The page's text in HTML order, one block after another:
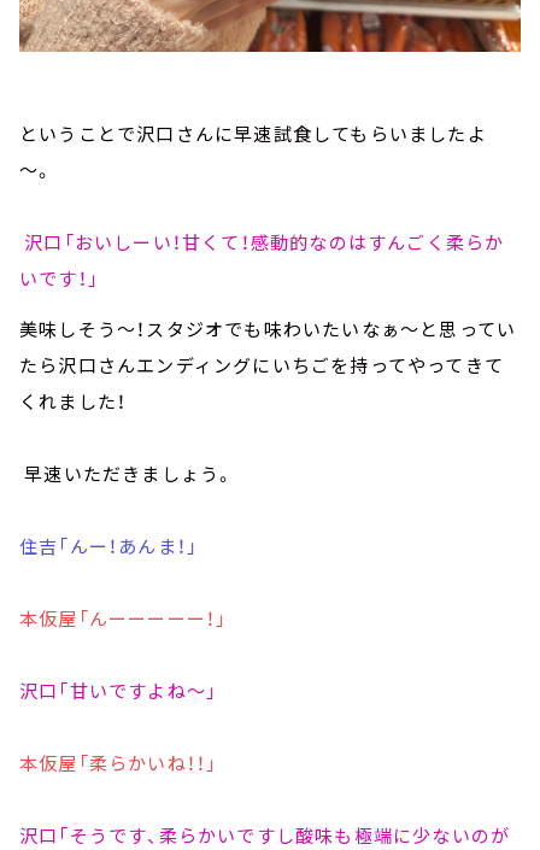
ということで沢口さんに早速試食してもらいましたよ
～。
沢口「おいしーい！甘くて！感動的なのはすんごく柔らか
いです！」
美味しそう～！スタジオでも味わいたいなぁ～と思ってい
たら沢口さんエンディングにいちごを持ってやってきて
くれました！
早速いただきましょう。
住吉「んー！あんま！」
本仮屋「んーーーーー！」
沢口「甘いですよね～」
本仮屋「柔らかいね！！」
沢口「そうです、柔らかいですし酸味も極端に少ないのが